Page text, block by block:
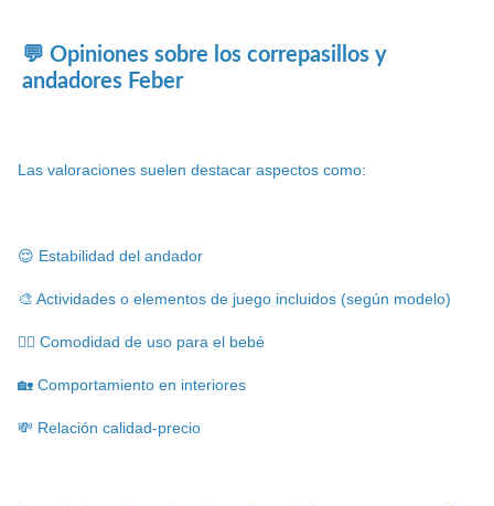
💬 Opiniones sobre los correpasillos y
andadores Feber
Las valoraciones suelen destacar aspectos como:
😌 Estabilidad del andador
🎨 Actividades o elementos de juego incluidos (según modelo)
🚶‍♂️ Comodidad de uso para el bebé
🏡 Comportamiento en interiores
💸 Relación calidad-precio